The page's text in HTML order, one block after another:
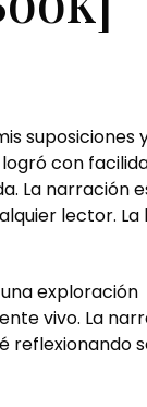
suposiciones
con
La narración
lector. La
exploración
vivo. La
reflexionando